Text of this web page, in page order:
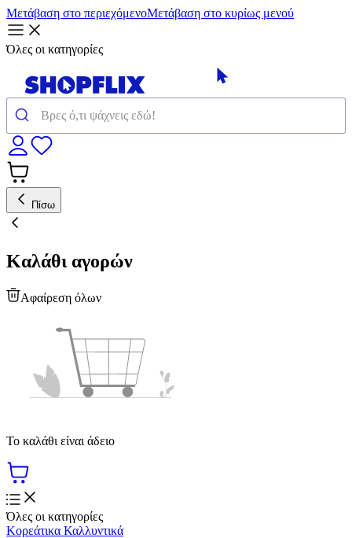
Μετάβαση στο περιεχόμενοΜετάβαση στο κυρίως μενού
Όλες οι κατηγορίες
Πίσω
Καλάθι αγορών
Αφαίρεση όλων
Το καλάθι είναι άδειο
Όλες οι κατηγορίες
Κορεάτικα Καλλυντικά